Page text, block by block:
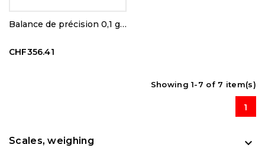
Balance de précision 0,1 g : 12000 g
CHF356.41
Showing 1-7 of 7 item(s)
1
Scales, weighing 